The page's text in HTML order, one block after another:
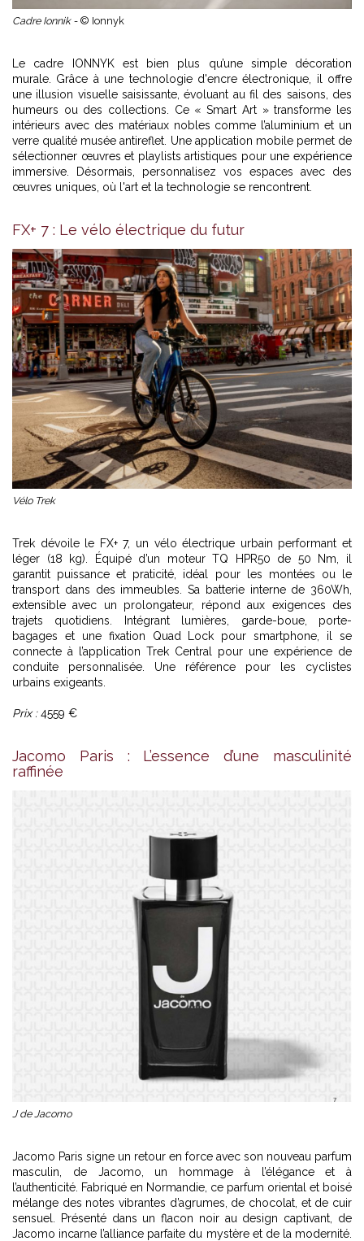
Cadre Ionnik - © Ionnyk
Le cadre IONNYKest bien plus qu’une simple décoration
murale. Grâce à une technologie d'encre électronique, il offre
une illusion visuelle saisissante, évoluant au fil des saisons, des
humeurs ou des collections. Ce « Smart Art » transforme les
intérieurs avec des matériaux nobles comme l’aluminium et un
verre qualité musée antireflet. Une application mobile permet de
sélectionner œuvres et playlists artistiques pour une expérience
immersive. Désormais, personnalisez vos espaces avec des
œuvres uniques, où l'art et la technologie se rencontrent.
FX+ 7 : Le vélo électrique du futur
Vélo Trek
Trek dévoile le FX+ 7, un vélo électrique urbain performant et
léger (18 kg). Équipé d’un moteur TQ HPR50 de 50 Nm, il
garantit puissance et praticité, idéal pour les montées ou le
transport dans des immeubles. Sa batterie interne de 360Wh,
extensible avec un prolongateur, répond aux exigences des
trajets quotidiens. Intégrant lumières, garde-boue, porte-
bagages et une fixation Quad Lock pour smartphone, il se
connecte à l’application Trek Central pour une expérience de
conduite personnalisée. Une référence pour les cyclistes
urbains exigeants.
Prix :4559 €
Jacomo Paris : L’essence d’une masculinité
raffinée
J de Jacomo
Jacomo Paris signe un retour en force avec son nouveau parfum
masculin, de Jacomo, un hommage à l’élégance et à
l’authenticité. Fabriqué en Normandie, ce parfum oriental et boisé
mélange des notes vibrantes d’agrumes, de chocolat, et de cuir
sensuel. Présenté dans un flacon noir au design captivant, de
Jacomo incarne l’alliance parfaite du mystère et de la modernité.